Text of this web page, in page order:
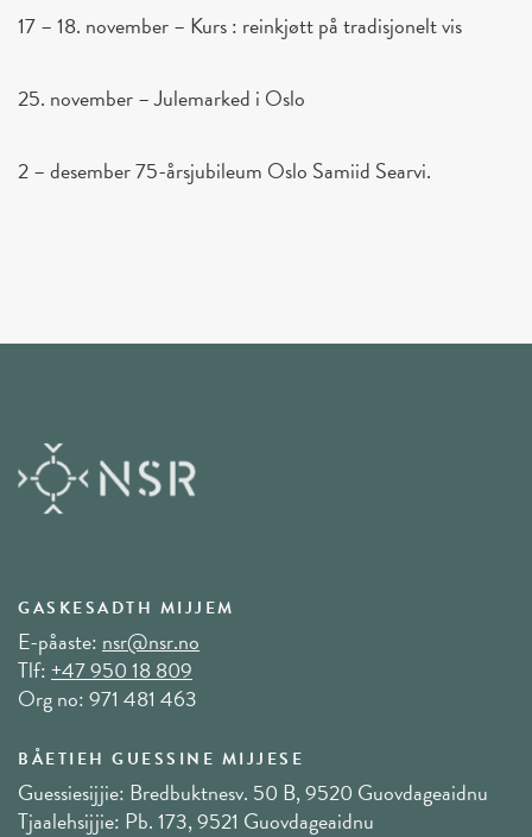
17 – 18. november – Kurs : reinkjøtt på tradisjonelt vis
25. november – Julemarked i Oslo
2 – desember 75-årsjubileum Oslo Samiid Searvi.
GASKESADTH MIJJEM
E-påaste: nsr@nsr.no
Tlf:+47 950 18 809
Org no: 971 481 463
BÅETIEH GUESSINE MIJJESE
Guessiesijjie: Bredbuktnesv. 50 B, 9520 Guovdageaidnu
Tjaalehsijjie: Pb. 173, 9521 Guovdageaidnu